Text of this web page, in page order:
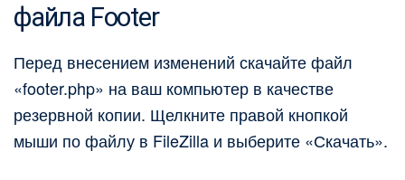
файла Footer
Перед внесением изменений скачайте файл
«footer.php» на ваш компьютер в качестве
резервной копии. Щелкните правой кнопкой
мыши по файлу в FileZilla и выберите «Скачать».